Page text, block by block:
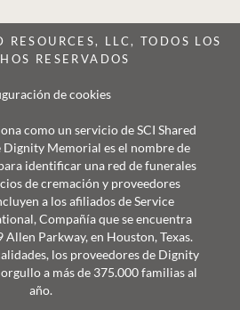
LLC, TODOS LOS
RESERVADOS
de cookies
como un servicio de SCI Shared
Dignity Memorial es el nombre de
identificar una red de funerales
de cremación y proveedores
a los afiliados de Service
Compañía que se encuentra
Allen Parkway, en Houston, Texas.
los proveedores de Dignity
a más de 375.000 familias al
año.